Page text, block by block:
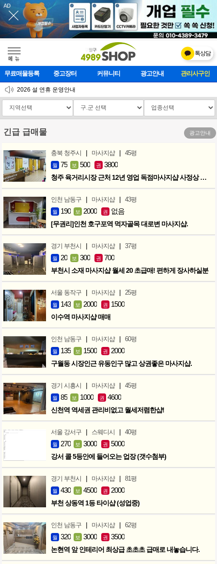
메    뉴
톡상담
무료매물등록 중고장터 커뮤니티 광고안내 마사지클럽
2026 설 연휴 운영안내
[업데이트]모바일 하단 고정메뉴 추가
[업데이트] 개선사항 안내
긴급 급매물 광고안내
충북 청주시 | 마사지샵 | 45평
월 75 보 500 권 3800
청주 육거리시장 근처 12년 영업 독점마사지샵 사정상 급매합니다.
인천 남동구 | 마사지샵 | 43평
월 190 보 2000 권 없음
[무권리]인천 호구포역 먹자골목 대로변 마사지샵.
경기 부천시 | 마사지샵 | 37평
월 20 보 300 권 700
부천시 소재 마사지샵 월세 20 초급매! 편하게 장사하실분
서울 동작구 | 마사지샵 | 25평
월 143 보 2000 권 1500
이수역 마사지샵 매매
인천 남동구 | 마사지샵 | 60평
월 135 보 1500 권 2000
구월동 시장인근 유동인구 많고 상권좋은 마사지샵.
경기 시흥시 | 마사지샵 | 45평
월 85 보 1000 권 4600
신천역 역세권 관리비없고 월세저렴한샵!
서울 강서구 | 스웨디시 | 40평
월 270 보 3000 권 5000
강서 콜 5등안에 들어오는 업장 (갯수첨부)
경기 부천시 | 마사지샵 | 81평
월 430 보 4500 권 2000
부천 상동역 1등 타이샵 (성업중)
인천 남동구 | 마사지샵 | 62평
월 320 보 3000 권 3500
논현역 앞 인테리어 최상급 초초초 급매로 내놓습니다.